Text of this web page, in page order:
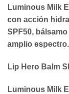
Luminous Milk
con acción
SPF50,
amplio espectro.
Lip Hero Balm
Luminous Milk